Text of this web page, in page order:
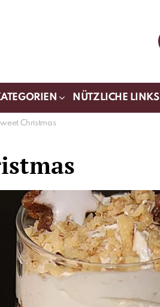
NÜTZLICHE LINKS
Christmas